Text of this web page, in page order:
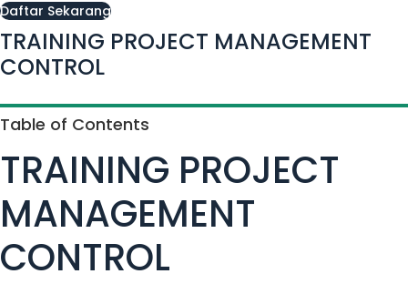
Daftar Sekarang
TRAINING PROJECT MANAGEMENT
CONTROL
Table of Contents
TRAINING PROJECT
MANAGEMENT
CONTROL